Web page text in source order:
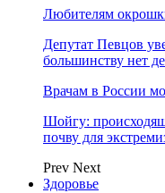
Любителям
Депутат Певцов
большинству нет
Врачам в России
Шойгу:
почву для
Prev Next
Здоровье